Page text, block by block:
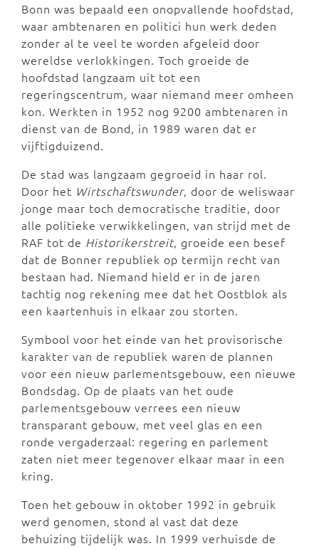
Bonn was bepaald een onopvallende hoofdstad,
waar ambtenaren en politici hun werk deden
zonder al te veel te worden afgeleid door
wereldse verlokkingen. Toch groeide de
hoofdstad langzaam uit tot een
regeringscentrum, waar niemand meer omheen
kon. Werkten in 1952 nog 9200 ambtenaren in
dienst van de Bond, in 1989 waren dat er
vijftigduizend.
De stad was langzaam gegroeid in haar rol.
Door het Wirtschaftswunder, door de weliswaar
jonge maar toch democratische traditie, door
alle politieke verwikkelingen, van strijd met de
RAF tot de Historikerstreit, groeide een besef
dat de Bonner republiek op termijn recht van
bestaan had. Niemand hield er in de jaren
tachtig nog rekening mee dat het Oostblok als
een kaartenhuis in elkaar zou storten.
Symbool voor het einde van het provisorische
karakter van de republiek waren de plannen
voor een nieuw parlementsgebouw, een nieuwe
Bondsdag. Op de plaats van het oude
parlementsgebouw verrees een nieuw
transparant gebouw, met veel glas en een
ronde vergaderzaal: regering en parlement
zaten niet meer tegenover elkaar maar in een
kring.
Toen het gebouw in oktober 1992 in gebruik
werd genomen, stond al vast dat deze
behuizing tijdelijk was. In 1999 verhuisde de